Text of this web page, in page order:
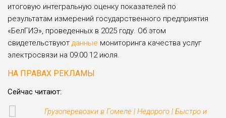
итоговую интегральную оценку показателей по
результатам измерений государственного предприятия
«БелГИЭ», проведенных в 2025 году. Об этом
свидетельствуют данные мониторинга качества услуг
электросвязи на 09:00 12 июля.
НА ПРАВАХ РЕКЛАМЫ
Сейчас читают:
Грузоперевозки в Гомеле | Недорого | Быстро и